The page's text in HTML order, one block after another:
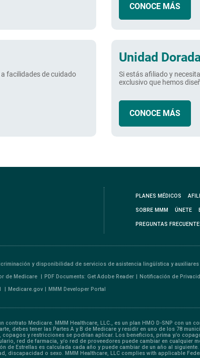
CONOCE MÁS
facilidades de cuidado
Unidad
Si estás afiliado y
exclusivo que hemos
CONOCE MÁS
PLANES MÉDICOS
SOBRE MMM ÚNETE
PREGUNTAS
y disponibilidad de servicios de asistencia lingüística y auxiliares
de Medicare PDF Documents: Get Adobe Reader
Notificación de
Medicare.gov MMM Developer Portal
contrato Medicare. MMM Healthcare, LLC., es un plan HMO D-SNP con
debes tener las Partes A y B de Medicare y residir en uno de los 78
y restricciones se podrían aplicar. Los beneficios, prima y/o
red de farmacia, y/o red de proveedores puede cambiar en cualquier
de Estrellas es calculada cada año y puede cambiar de un año al
discapacidad o sexo. MMM Healthcare, LLC complies with applicable